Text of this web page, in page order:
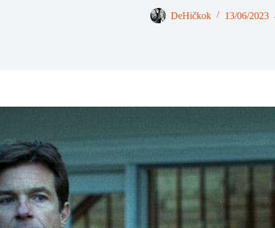
DeHičkok 13/06/2023